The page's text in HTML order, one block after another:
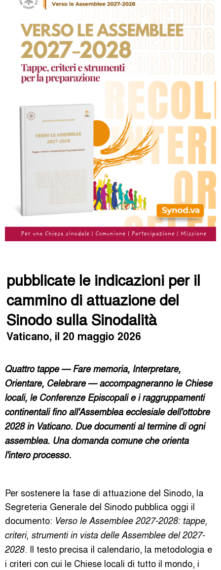
pubblicate le indicazioni per il
cammino di attuazione del
Sinodo sulla Sinodalità
Vaticano, il 20 maggio 2026
Quattro tappe — Fare memoria, Interpretare,
Orientare, Celebrare — accompagneranno le Chiese
locali, le Conferenze Episcopali e i raggruppamenti
continentali fino all'Assemblea ecclesiale dell'ottobre
2028 in Vaticano. Due documenti al termine di ogni
assemblea. Una domanda comune che orienta
l'intero processo.
Per sostenere la fase di attuazione del Sinodo, la
Segreteria Generale del Sinodo pubblica oggi il
documento: Verso le Assemblee 2027-2028: tappe,
criteri, strumenti in vista delle Assemblee del 2027-
2028. Il testo precisa il calendario, la metodologia e
i criteri con cui le Chiese locali di tutto il mondo, i